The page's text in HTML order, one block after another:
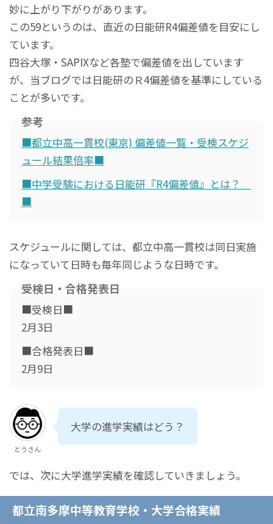
妙に上がり下がりがあります。
この59というのは、直近の日能研R4偏差値を目安にし
ています。
四谷大塚・SAPIXなど各塾で偏差値を出しています
が、当ブログでは日能研のＲ4偏差値を基準にしている
ことが多いです。
参考
■都立中高一貫校(東京) 偏差値一覧・受検スケジ
ュール結果倍率■
■中学受験における日能研『R4偏差値』とは？
■
スケジュールに関しては、都立中高一貫校は同日実施
になっていて日時も毎年同じような日時です。
受検日・合格発表日
■受検日■
2月3日
■合格発表日■
2月9日
とうさん
大学の進学実績はどう？
では、次に大学進学実績を確認していきましょう。
都立南多摩中等教育学校・大学合格実績